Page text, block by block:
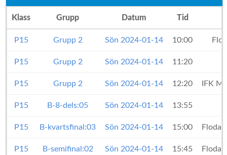
Klass Grupp Datum Tid
P15 Grupp 2 Sön 2024-01-14 10:00
P15 Grupp 2 Sön 2024-01-14 11:20
P15 Grupp 2 Sön 2024-01-14 12:20 IFK
P15 B-8-dels:05 Sön 2024-01-14 13:55
P15 B-kvartsfinal:03 Sön 2024-01-14 15:00 Floda
P15 B-semifinal:02 Sön 2024-01-14 15:45 Floda